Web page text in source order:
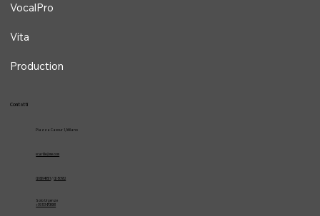
Contatti
Piazza Cavour 1, Milano
vcarlile@me.com
02 82948631 / 02 653952
Solo Urgenze
+39 3334709981
VocalPro
Vita
Production